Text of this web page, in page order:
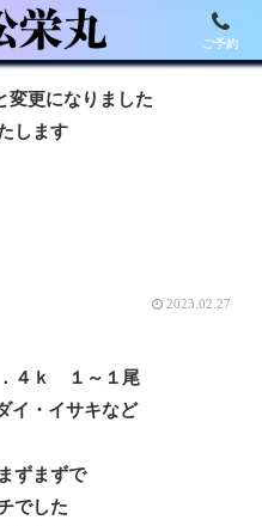
変更になりました
します
2023.02.27
４ｋ １～１尾
・イサキなど
ずまずで
でした
ご予約